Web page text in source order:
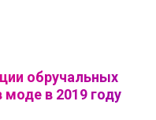
обручальных
моде в 2019 году